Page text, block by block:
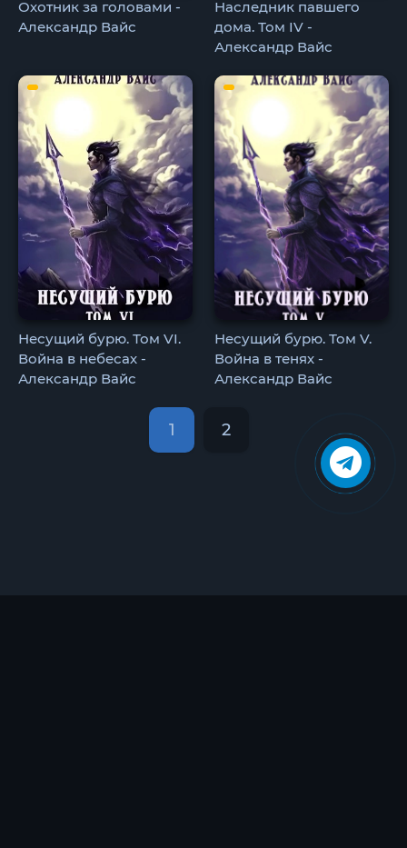
Охотник за головами -
Александр Вайс
Наследник павшего
дома. Том IV -
Александр Вайс
Несущий бурю. Том VI.
Война в небесах -
Александр Вайс
Несущий бурю. Том V.
Война в тенях -
Александр Вайс
1 2